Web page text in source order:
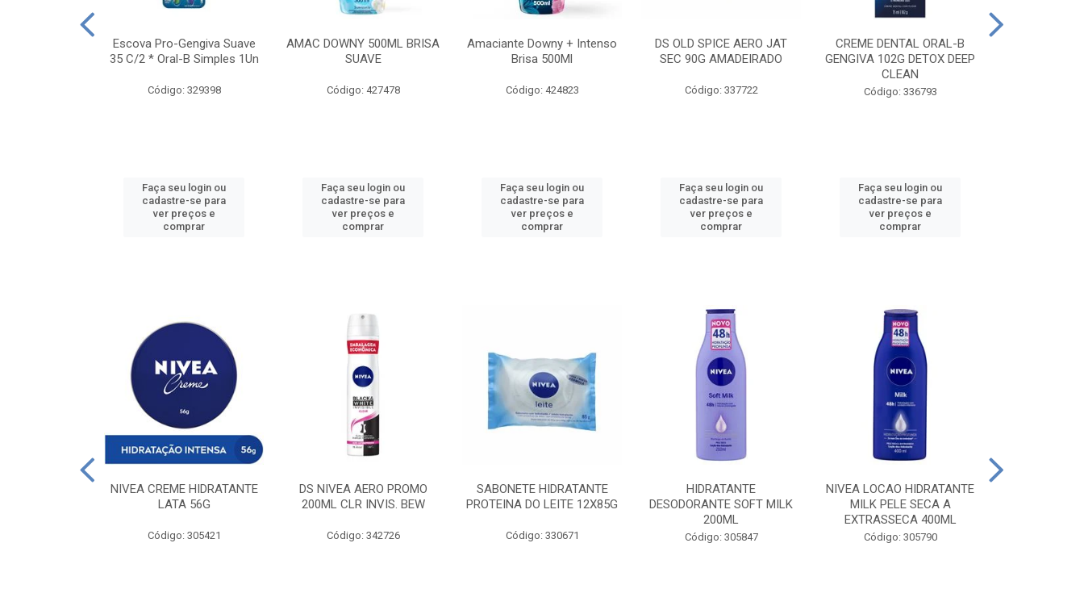
Escova Pro-Gengiva Suave
35 C/2 * Oral-B Simples 1Un
Código: 329398
Faça seu login ou
cadastre-se para
ver preços e
comprar
AMAC DOWNY 500ML BRISA
SUAVE
Código: 427478
Faça seu login ou
cadastre-se para
ver preços e
comprar
Amaciante Downy + Intenso
Brisa 500Ml
Código: 424823
Faça seu login ou
cadastre-se para
ver preços e
comprar
DS OLD SPICE AERO JAT
SEC 90G AMADEIRADO
Código: 337722
Faça seu login ou
cadastre-se para
ver preços e
comprar
CREME DENTAL ORAL-B
GENGIVA 102G DETOX DEEP
CLEAN
Código: 336793
Faça seu login ou
cadastre-se para
ver preços e
comprar
NIVEA CREME HIDRATANTE
LATA 56G
Código: 305421
DS NIVEA AERO PROMO
200ML CLR INVIS. BEW
Código: 342726
SABONETE HIDRATANTE
PROTEINA DO LEITE 12X85G
Código: 330671
HIDRATANTE
DESODORANTE SOFT MILK
200ML
Código: 305847
NIVEA LOCAO HIDRATANTE
MILK PELE SECA A
EXTRASSECA 400ML
Código: 305790